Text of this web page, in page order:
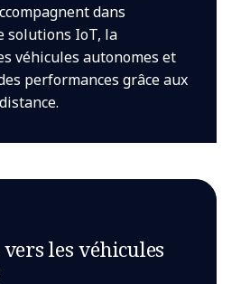
dans
solutions IoT, la
véhicules autonomes et
performances grâce aux
les véhicules